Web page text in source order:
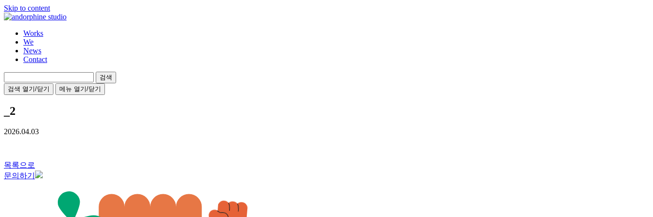
Skip to content
Works
We
News
Contact
색:검색 열기/닫기 메뉴 열기/닫기
_2
2026.04.03
목록으로
문의하기